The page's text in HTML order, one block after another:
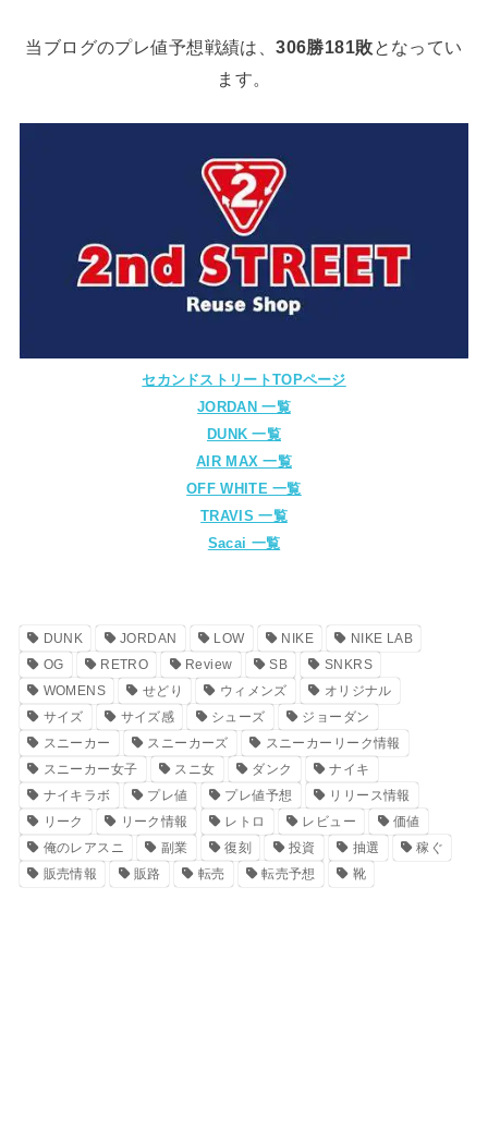
当ブログのプレ値予想戦績は、306勝181敗となってい
ます。
セカンドストリートTOPページ
JORDAN 一覧
DUNK 一覧
AIR MAX 一覧
OFF WHITE 一覧
TRAVIS 一覧
Sacai 一覧
DUNK JORDAN LOW NIKE
NIKE LAB
OG
RETRO Review SB
SNKRS
WOMENS
せどり ウィメンズ
オリジナル
サイズ
サイズ感 シューズ
ジョーダン
スニーカー
スニーカーズ
スニーカーリーク情報
スニーカー女子
スニ女 ダンク
ナイキ
ナイキラボ
プレ値 プレ値予想
リリース情報
リーク
リーク情報 レトロ レビュー
価値
俺のレアスニ
副業 復刻 投資 抽選
稼ぐ
販売情報
販路 転売 転売予想 靴